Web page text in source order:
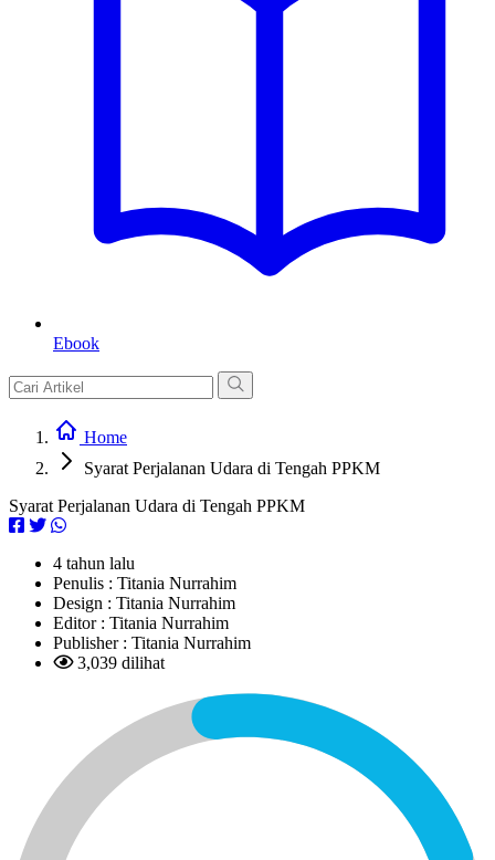
Ebook
Home
Syarat Perjalanan Udara di Tengah PPKM
Syarat Perjalanan Udara di Tengah PPKM
4 tahun lalu
Penulis : Titania Nurrahim
Design : Titania Nurrahim
Editor : Titania Nurrahim
Publisher : Titania Nurrahim
3,039 dilihat